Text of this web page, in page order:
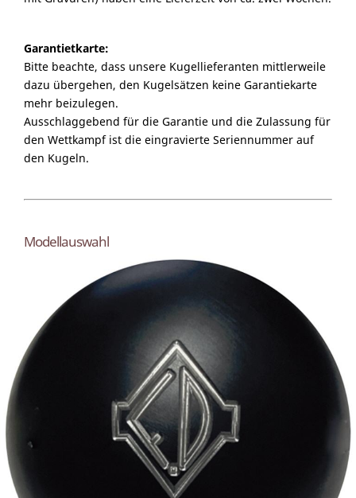
Garantietkarte:
Bitte beachte, dass unsere Kugellieferanten mittlerweile
dazu übergehen, den Kugelsätzen keine Garantiekarte
mehr beizulegen.
Ausschlaggebend für die Garantie und die Zulassung für
den Wettkampf ist die eingravierte Seriennummer auf
den Kugeln.
Modellauswahl